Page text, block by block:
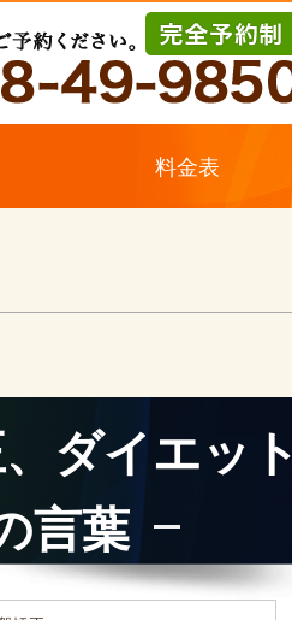
料金表
ダイエット
言葉